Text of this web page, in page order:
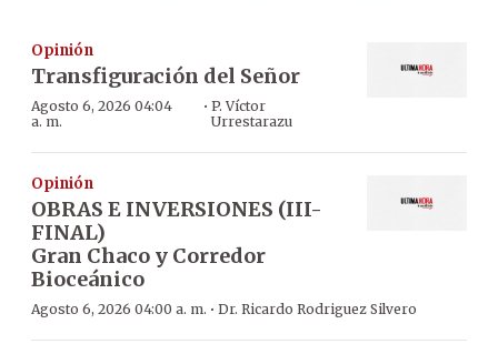
Opinión
Transfiguración del Señor
Agosto 6, 2026 04:04
a. m.
· P. Víctor
Urrestarazu
Opinión
OBRAS E INVERSIONES (III-
FINAL)
Gran Chaco y Corredor
Bioceánico
Agosto 6, 2026 04:00 a. m. · Dr. Ricardo Rodriguez Silvero